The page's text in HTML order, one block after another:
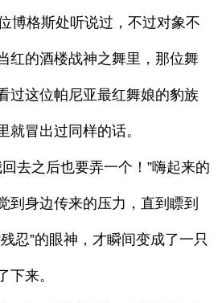
博格斯处听说过，不过对象不
红的酒楼战神之舞里，那位舞
过这位帕尼亚最红舞娘的豹族
就冒出过同样的话。
去之后也要弄一个！”嗨起来的
到身边传来的压力，直到瞟到
忍”的眼神，才瞬间变成了一只
下来。